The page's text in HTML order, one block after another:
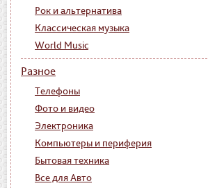
Рок и альтернатива
Классическая музыка
World Music
Разное
Телефоны
Фото и видео
Электроника
Компьютеры и периферия
Бытовая техника
Все для Авто